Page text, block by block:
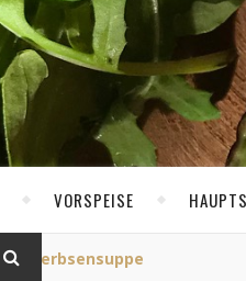
VORSPEISE
Kichererbsensuppe